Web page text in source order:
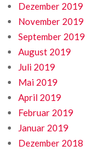
Dezember 2019
November 2019
September 2019
August 2019
Juli 2019
Mai 2019
April 2019
Februar 2019
Januar 2019
Dezember 2018